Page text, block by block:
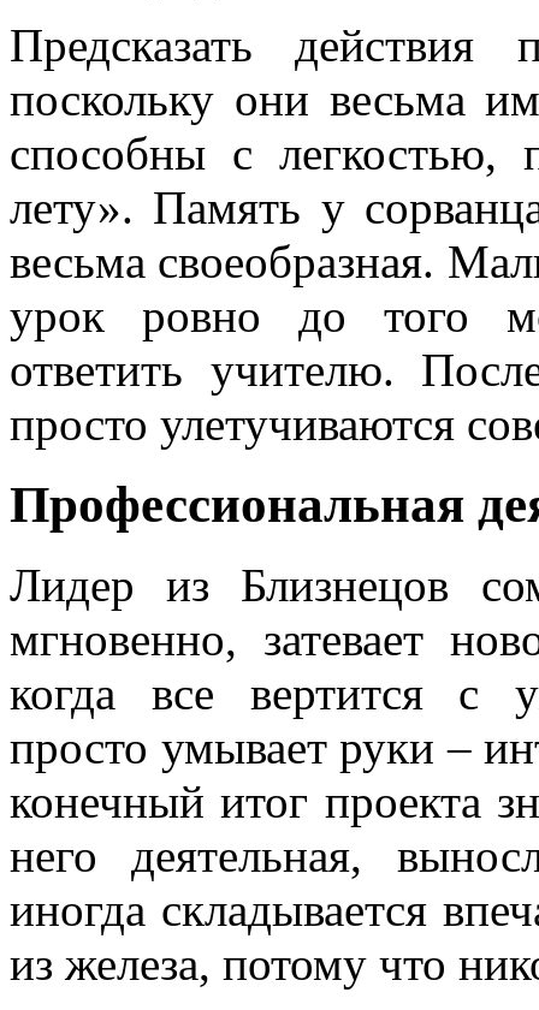
Предсказать действия
поскольку они весьма
способны с легкостью,
лету». Память у
весьма своеобразная.
урок ровно до того
ответить учителю.
просто улетучиваются
Профессиональная
Лидер из Близнецов
мгновенно, затевает
когда все вертится с
просто умывает руки –
конечный итог проекта
него деятельная,
иногда складывается
из железа, потому что